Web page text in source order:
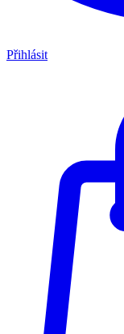
Přihlásit